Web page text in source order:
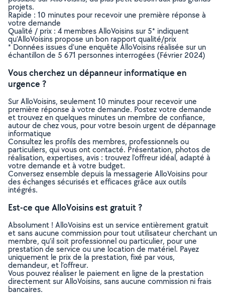
projets.
Rapide : 10 minutes pour recevoir une première réponse à
votre demande
Qualité / prix : 4 membres AlloVoisins sur 5* indiquent
qu’AlloVoisins propose un bon rapport qualité/prix
* Données issues d’une enquête AlloVoisins réalisée sur un
échantillon de 5 671 personnes interrogées (Février 2024)
Vous cherchez un dépanneur informatique en
urgence ?
Sur AlloVoisins, seulement 10 minutes pour recevoir une
première réponse à votre demande. Postez votre demande
et trouvez en quelques minutes un membre de confiance,
autour de chez vous, pour votre besoin urgent de dépannage
informatique
Consultez les profils des membres, professionnels ou
particuliers, qui vous ont contacté. Présentation, photos de
réalisation, expertises, avis : trouvez l'offreur idéal, adapté à
votre demande et à votre budget.
Conversez ensemble depuis la messagerie AlloVoisins pour
des échanges sécurisés et efficaces grâce aux outils
intégrés.
Est-ce que AlloVoisins est gratuit ?
Absolument ! AlloVoisins est un service entièrement gratuit
et sans aucune commission pour tout utilisateur cherchant un
membre, qu’il soit professionnel ou particulier, pour une
prestation de service ou une location de matériel. Payez
uniquement le prix de la prestation, fixé par vous,
demandeur, et l’offreur.
Vous pouvez réaliser le paiement en ligne de la prestation
directement sur AlloVoisins, sans aucune commission ni frais
bancaires.